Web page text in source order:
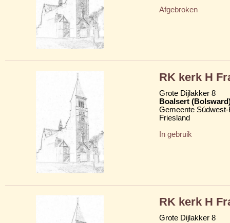
Afgebroken
RK kerk H
Grote Dijlakker 8
Boalsert
Gemeente
Friesland
In gebruik
RK kerk H
Grote Dijlakker 8